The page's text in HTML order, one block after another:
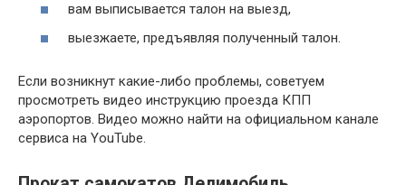
вам выписывается талон на выезд,
выезжаете, предъявляя полученный талон.
Если возникнут какие-либо проблемы, советуем
просмотреть видео инструкцию проезда КПП
аэропортов. Видео можно найти на официальном канале
сервиса на YouTube.